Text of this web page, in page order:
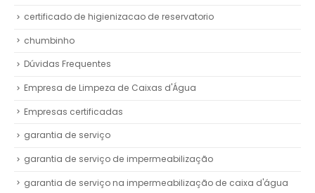
certificado de higienizacao de reservatorio
chumbinho
Dúvidas Frequentes
Empresa de Limpeza de Caixas d'Água
Empresas certificadas
garantia de serviço
garantia de serviço de impermeabilização
garantia de serviço na impermeabilização de caixa d'água